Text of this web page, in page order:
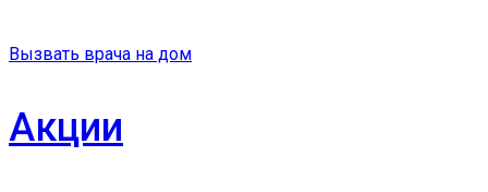
Вызвать врача на дом
Акции